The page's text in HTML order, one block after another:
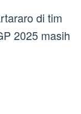
di tim
2025 masih